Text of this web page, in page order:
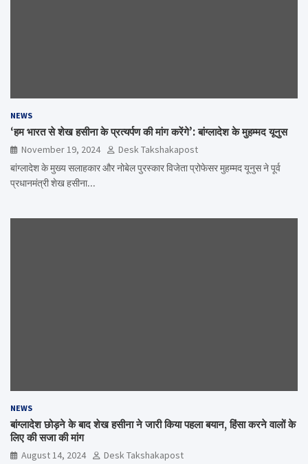
NEWS
‘हम भारत से शेख हसीना के प्रत्यर्पण की मांग करेंगे’: बांग्लादेश के मुहम्मद यूनुस
November 19, 2024
Desk Takshakapost
बांग्लादेश के मुख्य सलाहकार और नोबेल पुरस्कार विजेता प्रोफेसर मुहम्मद यूनुस ने पूर्व
प्रधानमंत्री शेख हसीना…
NEWS
बांग्लादेश छोड़ने के बाद शेख हसीना ने जारी किया पहला बयान, हिंसा करने वालों के
लिए की सजा की मांग
August 14, 2024
Desk Takshakapost